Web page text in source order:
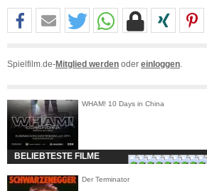
Spielfilm.de-Mitglied werden oder einloggen
WHAM! 10 Days in China
BELIEBTESTE FILME
Der Terminator